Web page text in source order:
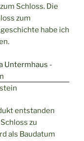
Schloss. Die
zum
habe ich
entstanden
zu
als Baudatum